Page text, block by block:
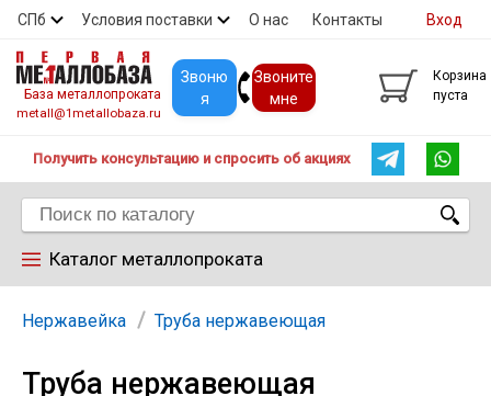
СПб Условия поставки О нас Контакты
Скидки Прайс Покупателям
Вход
База металлопроката
metall@1metallobaza.ru
Звоню
я
Звоните
мне
Корзина
пуста
Получить консультацию и спросить об акциях
Каталог металлопроката
Арматура
Труба профильная
Нержавейка Труба нержавеющая
Труба нержавеющая